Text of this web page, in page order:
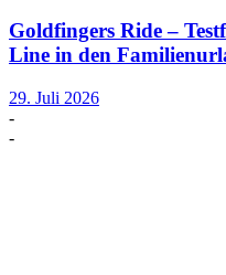
Goldfingers Ride –
Line in den
29. Juli 2026
-
-